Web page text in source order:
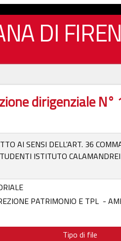
DI
dirigenziale
AI SENSI DELL'ART. 36
ISTITUTO
PATRIMONIO E TPL -
Tipo di file